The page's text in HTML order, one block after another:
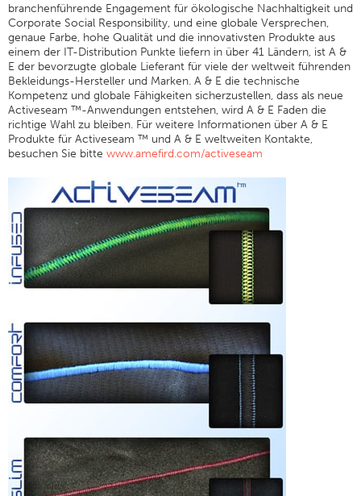
Stickerei
Sonstiges
Vergleichstabellen
Nachrichten
Contact
Global Locations
Careers
branchenführende Engagement für ökologische Nachhaltigkeit und
Corporate Social Responsibility, und eine globale Versprechen,
genaue Farbe, hohe Qualität und die innovativsten Produkte aus
einem der IT-Distribution Punkte liefern in über 41 Ländern, ist A &
E der bevorzugte globale Lieferant für viele der weltweit führenden
Bekleidungs-Hersteller und Marken. A & E die technische
Kompetenz und globale Fähigkeiten sicherzustellen, dass als neue
Activeseam ™-Anwendungen entstehen, wird A & E Faden die
richtige Wahl zu bleiben. Für weitere Informationen über A & E
Produkte für Activeseam ™ und A & E weltweiten Kontakte,
besuchen Sie bitte www.amefird.com/activeseam